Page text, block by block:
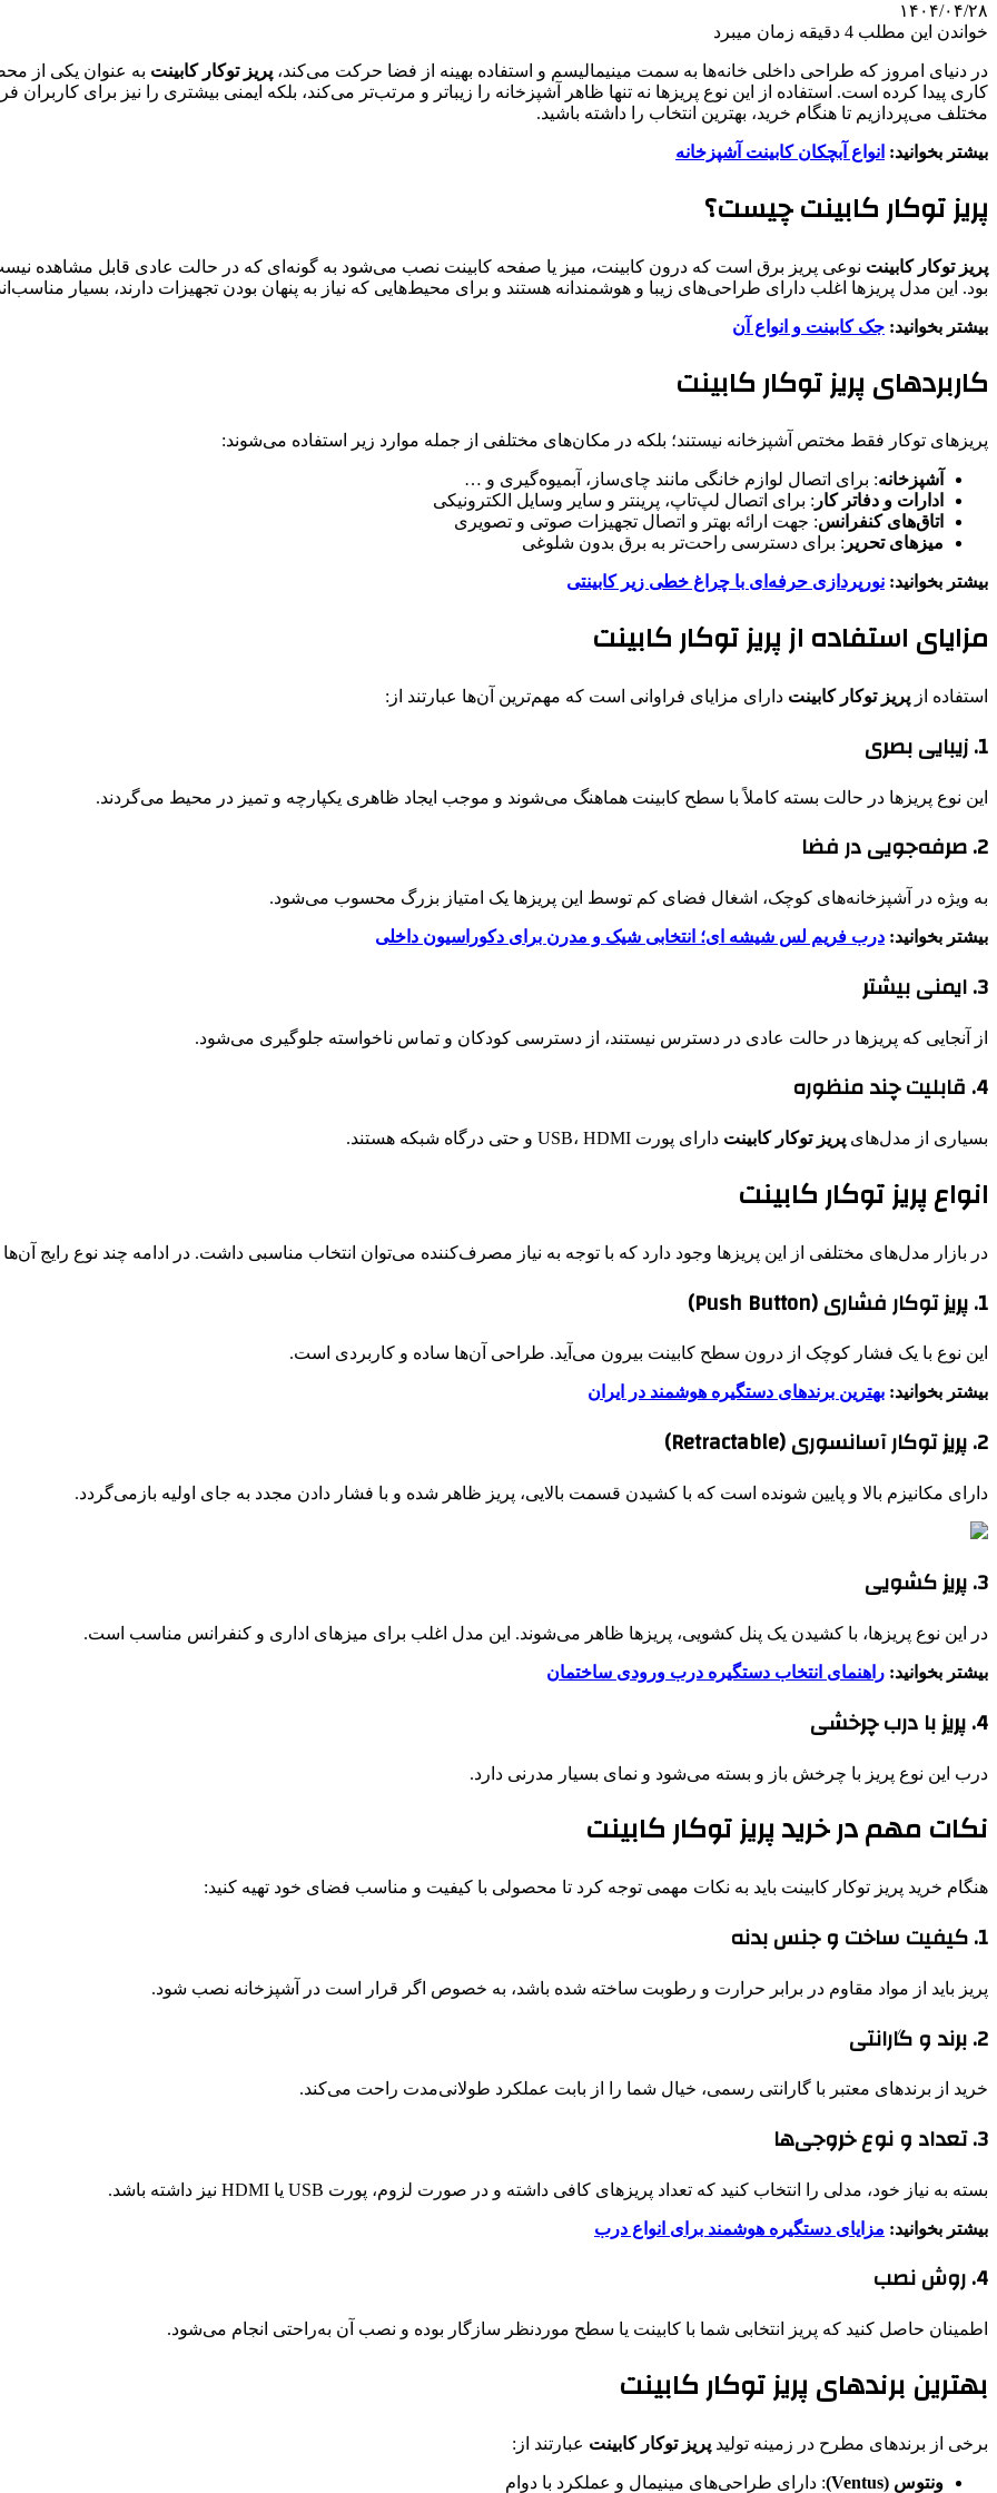
۱۴۰۴/۰۴/۲۸
خواندن این مطلب 4 دقیقه زمان میبرد
در دنیای امروز که طراحی داخلی خانه‌ها به سمت مینیمالیسم و استفاده بهینه از فضا حرکت می‌کند، پریز توکار کابینت به عنوان یکی از
کاری پیدا کرده است. استفاده از این نوع پریزها نه تنها ظاهر آشپزخانه را زیباتر و مرتب‌تر می‌کند، بلکه ایمنی بیشتری را نیز برای
مختلف می‌پردازیم تا هنگام خرید، بهترین انتخاب را داشته باشید.
بیشتر بخوانید: انواع آبچکان کابینت آشپزخانه
پریز توکار کابینت چیست؟
پریز توکار کابینت نوعی پریز برق است که درون کابینت، میز یا صفحه کابینت نصب می‌شود به گونه‌ای که در حالت عادی قابل مشاهده نیست
بود. این مدل پریزها اغلب دارای طراحی‌های زیبا و هوشمندانه هستند و برای محیط‌هایی که نیاز به پنهان بودن تجهیزات دارند، بسیار
بیشتر بخوانید: جک کابینت و انواع آن
کاربردهای پریز توکار کابینت
پریزهای توکار فقط مختص آشپزخانه نیستند؛ بلکه در مکان‌های مختلفی از جمله موارد زیر استفاده می‌شوند:
آشپزخانه: برای اتصال لوازم خانگی مانند چای‌ساز، آبمیوه‌گیری و …
ادارات و دفاتر کار : برای اتصال لپ‌تاپ، پرینتر و سایر وسایل الکترونیکی
اتاق‌های کنفرانس: جهت ارائه بهتر و اتصال تجهیزات صوتی و تصویری
میزهای تحریر : برای دسترسی راحت‌تر به برق بدون شلوغی
بیشتر بخوانید: نورپردازی حرفه‌ای با چراغ خطی زیر کابینتی
مزایای استفاده از پریز توکار کابینت
استفاده از پریز توکار کابینت دارای مزایای فراوانی است که مهم‌ترین آن‌ها عبارتند از:
1. زیبایی بصری
این نوع پریزها در حالت بسته کاملاً با سطح کابینت هماهنگ می‌شوند و موجب ایجاد ظاهری یکپارچه و تمیز در محیط می‌گردند.
2. صرفه‌جویی در فضا
به ویژه در آشپزخانه‌های کوچک، اشغال فضای کم توسط این پریزها یک امتیاز بزرگ محسوب می‌شود.
بیشتر بخوانید: درب فریم لس شیشه ای؛ انتخابی شیک و مدرن برای دکوراسیون داخلی
3. ایمنی بیشتر
از آنجایی که پریزها در حالت عادی در دسترس نیستند، از دسترسی کودکان و تماس ناخواسته جلوگیری می‌شود.
4. قابلیت چند منظوره
بسیاری از مدل‌های پریز توکار کابینت دارای پورت USB، HDMI و حتی درگاه شبکه هستند.
انواع پریز توکار کابینت
در بازار مدل‌های مختلفی از این پریزها وجود دارد که با توجه به نیاز مصرف‌کننده می‌توان انتخاب مناسبی داشت. در ادامه چند نوع رایج
1. پریز توکار فشاری (Push Button)
این نوع با یک فشار کوچک از درون سطح کابینت بیرون می‌آید. طراحی آن‌ها ساده و کاربردی است.
بیشتر بخوانید: بهترین برندهای دستگیره هوشمند در ایران
2. پریز توکار آسانسوری (Retractable)
دارای مکانیزم بالا و پایین شونده است که با کشیدن قسمت بالایی، پریز ظاهر شده و با فشار دادن مجدد به جای اولیه بازمی‌گردد.
3. پریز کشویی
در این نوع پریزها، با کشیدن یک پنل کشویی، پریزها ظاهر می‌شوند. این مدل اغلب برای میزهای اداری و کنفرانس مناسب است.
بیشتر بخوانید: راهنمای انتخاب دستگیره درب ورودی ساختمان
4. پریز با درب چرخشی
درب این نوع پریز با چرخش باز و بسته می‌شود و نمای بسیار مدرنی دارد.
نکات مهم در خرید پریز توکار کابینت
هنگام خرید پریز توکار کابینت باید به نکات مهمی توجه کرد تا محصولی با کیفیت و مناسب فضای خود تهیه کنید:
1. کیفیت ساخت و جنس بدنه
پریز باید از مواد مقاوم در برابر حرارت و رطوبت ساخته شده باشد، به خصوص اگر قرار است در آشپزخانه نصب شود.
2. برند و گارانتی
خرید از برندهای معتبر با گارانتی رسمی، خیال شما را از بابت عملکرد طولانی‌مدت راحت می‌کند.
3. تعداد و نوع خروجی‌ها
بسته به نیاز خود، مدلی را انتخاب کنید که تعداد پریزهای کافی داشته و در صورت لزوم، پورت USB یا HDMI نیز داشته باشد.
بیشتر بخوانید: مزایای دستگیره هوشمند برای انواع درب
4. روش نصب
اطمینان حاصل کنید که پریز انتخابی شما با کابینت یا سطح موردنظر سازگار بوده و نصب آن به‌راحتی انجام می‌شود.
بهترین برندهای پریز توکار کابینت
برخی از برندهای مطرح در زمینه تولید پریز توکار کابینت عبارتند از:
ونتوس (Ventus) : دارای طراحی‌های مینیمال و عملکرد با دوام